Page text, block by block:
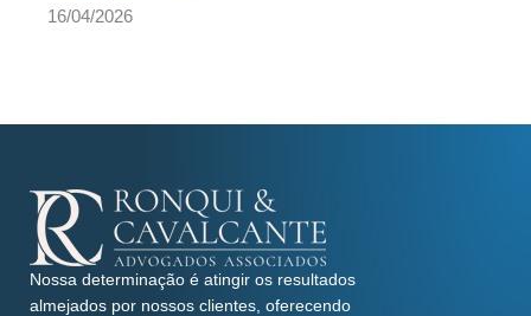
16/04/2026
Nossa determinação é atingir os resultados
almejados por nossos clientes, oferecendo